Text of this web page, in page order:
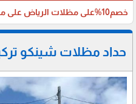
خصم10%على مظلات الرياض على مظلات السيارات
حداد مظلات شينكو